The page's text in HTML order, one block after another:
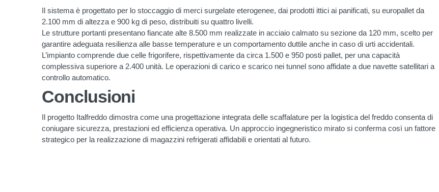
Il sistema è progettato per lo stoccaggio di merci surgelate eterogenee, dai prodotti ittici ai panificati, su europallet da
2.100 mm di altezza e 900 kg di peso, distribuiti su quattro livelli.
Le strutture portanti presentano fiancate alte 8.500 mm realizzate in acciaio calmato su sezione da 120 mm, scelto per
garantire adeguata resilienza alle basse temperature e un comportamento duttile anche in caso di urti accidentali.
L’impianto comprende due celle frigorifere, rispettivamente da circa 1.500 e 950 posti pallet, per una capacità
complessiva superiore a 2.400 unità. Le operazioni di carico e scarico nei tunnel sono affidate a due navette satellitari a
controllo automatico.
Conclusioni
Il progetto Italfreddo dimostra come una progettazione integrata delle scaffalature per la logistica del freddo consenta di
coniugare sicurezza, prestazioni ed efficienza operativa. Un approccio ingegneristico mirato si conferma così un fattore
strategico per la realizzazione di magazzini refrigerati affidabili e orientati al futuro.